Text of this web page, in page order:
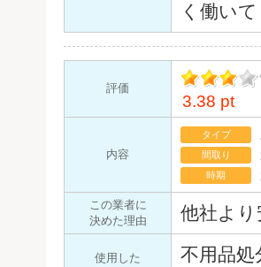
く働い
評価
イント
3.38 pt
内容
タイプ
間取り
時期
この業者に
決めた理由
他社より
使用した
不用品処